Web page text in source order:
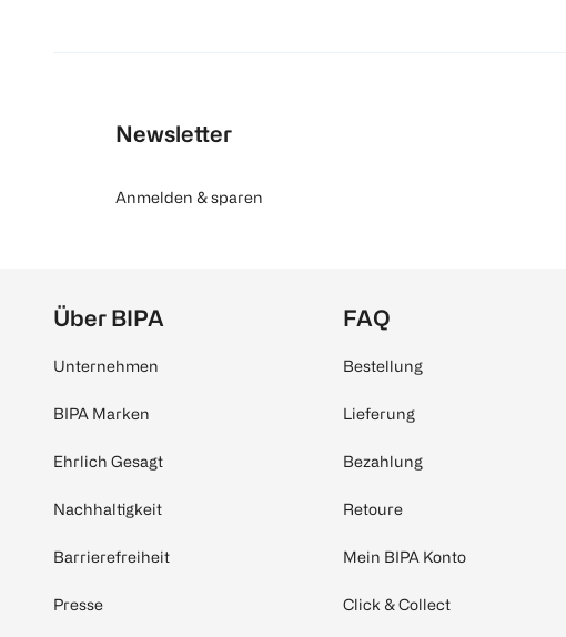
Newsletter
Anmelden & sparen
Über BIPA
Unternehmen
BIPA Marken
Ehrlich Gesagt
Nachhaltigkeit
Barrierefreiheit
Presse
FAQ
Bestellung
Lieferung
Bezahlung
Retoure
Mein BIPA Konto
Click & Collect